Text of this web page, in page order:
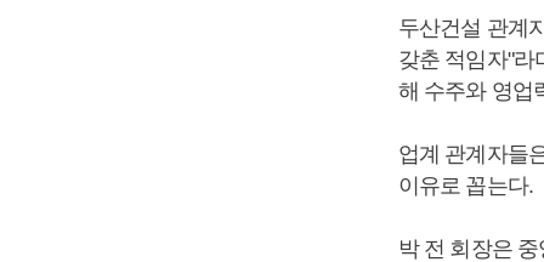
두산건설 관계
갖춘 적임자"라
해 수주와 영업
업계 관계자들
이유로 꼽는다.
박 전 회장은